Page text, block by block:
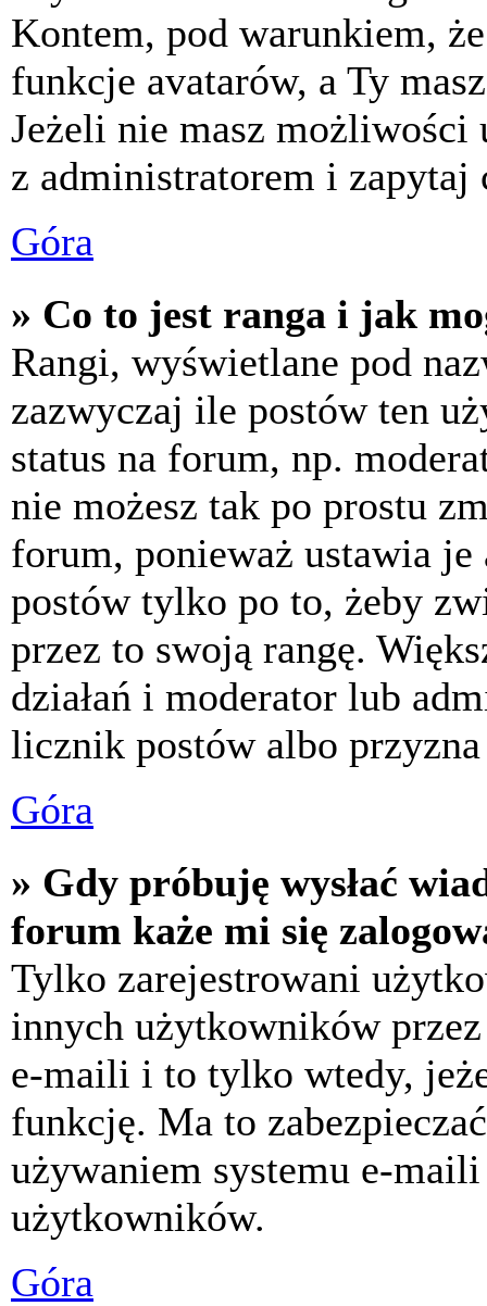
Kontem, pod warunkiem,
funkcje avatarów, a Ty
Jeżeli nie masz możliwości
z administratorem i zapytaj
Góra
» Co to jest ranga i jak
Rangi, wyświetlane pod
zazwyczaj ile postów ten
status na forum, np.
nie możesz tak po prostu
forum, ponieważ ustawia
postów tylko po to, żeby
przez to swoją rangę.
działań i moderator lub
licznik postów albo
Góra
» Gdy próbuję wysłać
forum każe mi się
Tylko zarejestrowani
innych użytkowników
e-maili i to tylko wtedy,
funkcję. Ma to
używaniem systemu e-
użytkowników.
Góra